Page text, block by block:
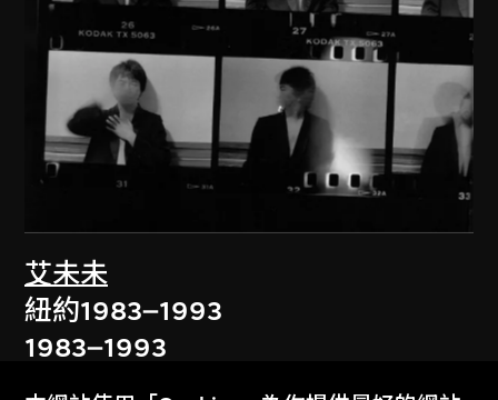
艾未未
紐約1983–1993
1983–1993